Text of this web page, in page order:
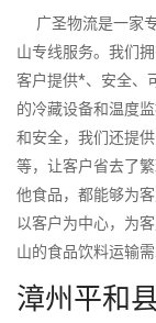
广圣物流是一家
山专线服务。我们
客户提供*、安全、
的冷藏设备和温度
和安全，我们还提
等，让客户省去了
他食品，都能够为
以客户为中心，为
山的食品饮料运输
漳州平和